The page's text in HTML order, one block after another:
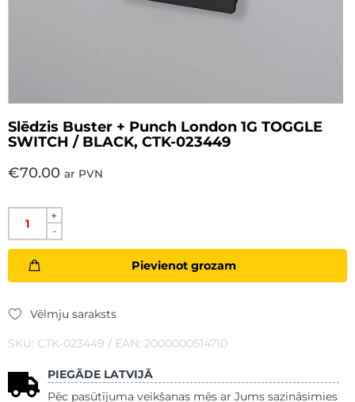
Slēdzis Buster + Punch London 1G TOGGLE
SWITCH / BLACK, CTK-023449
€70.00 ar PVN
+
-
Pievienot grozam
Vēlmju saraksts
SKU: CTK-023449 / EAN: 2000000514710
PIEGĀDE LATVIJĀ
Pēc pasūtījuma veikšanas mēs ar Jums sazināsimies